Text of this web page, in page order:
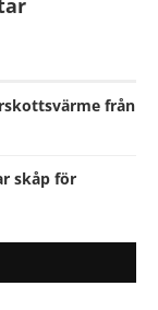
från
skåp för